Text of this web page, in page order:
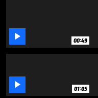
 00:49
 01:05